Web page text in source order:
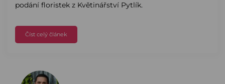
podání floristek z Květinářství Pytlík.
Číst celý článek